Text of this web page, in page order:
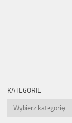
KATEGORIE
Kategorie